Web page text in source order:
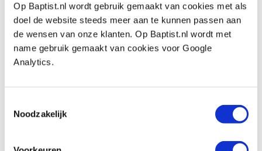
Op Baptist.nl wordt gebruik gemaakt van cookies met als
doel de website steeds meer aan te kunnen passen aan
de wensen van onze klanten. Op Baptist.nl wordt met
name gebruik gemaakt van cookies voor Google
Analytics.
Noodzakelijk
Osmo top olie 3058 kleurloos, mat 500
ml
Productnumber: 23068
€ 31,80 incl. VAT
In stock
Peaktool werkbankaanslag ‘bench pups’